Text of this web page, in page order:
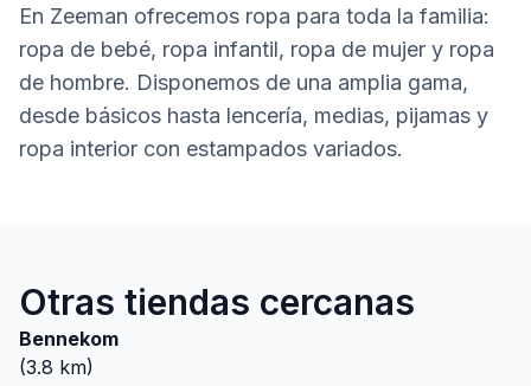
En Zeeman ofrecemos ropa para toda la familia:
ropa de bebé, ropa infantil, ropa de mujer y ropa
de hombre. Disponemos de una amplia gama,
desde básicos hasta lencería, medias, pijamas y
ropa interior con estampados variados.
Otras tiendas cercanas
Bennekom
(3.8 km)